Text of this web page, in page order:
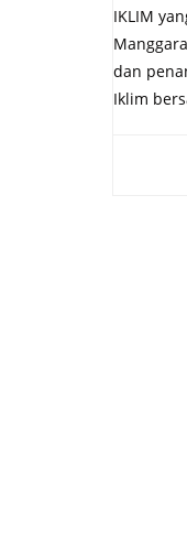
IKLIM
dan
Iklim